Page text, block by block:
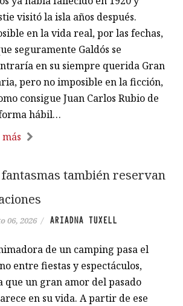
visitó la isla años después.
en la vida real, por las fechas,
seguramente Galdós se
en su siempre querida Gran
pero no imposible en la ficción,
consigue Juan Carlos Rubio de
hábil…
también reservan
06, 2026 / ARIADNA TUXELL
de un camping pasa el
entre fiestas y espectáculos,
que un gran amor del pasado
en su vida. A partir de ese